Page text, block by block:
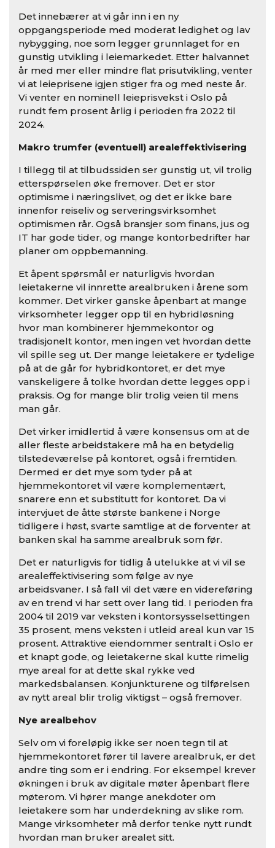
Det innebærer at vi går inn i en ny
oppgangsperiode med moderat ledighet og lav
nybygging, noe som legger grunnlaget for en
gunstig utvikling i leiemarkedet. Etter halvannet
år med mer eller mindre flat prisutvikling, venter
vi at leieprisene igjen stiger fra og med neste år.
Vi venter en nominell leieprisvekst i Oslo på
rundt fem prosent årlig i perioden fra 2022 til
2024.
Makro trumfer (eventuell) arealeffektivisering
I tillegg til at tilbudssiden ser gunstig ut, vil trolig
etterspørselen øke fremover. Det er stor
optimisme i næringslivet, og det er ikke bare
innenfor reiseliv og serveringsvirksomhet
optimismen rår. Også bransjer som finans, jus og
IT har gode tider, og mange kontorbedrifter har
planer om oppbemanning.
Et åpent spørsmål er naturligvis hvordan
leietakerne vil innrette arealbruken i årene som
kommer. Det virker ganske åpenbart at mange
virksomheter legger opp til en hybridløsning
hvor man kombinerer hjemmekontor og
tradisjonelt kontor, men ingen vet hvordan dette
vil spille seg ut. Der mange leietakere er tydelige
på at de går for hybridkontoret, er det mye
vanskeligere å tolke hvordan dette legges opp i
praksis. Og for mange blir trolig veien til mens
man går.
Det virker imidlertid å være konsensus om at de
aller fleste arbeidstakere må ha en betydelig
tilstedeværelse på kontoret, også i fremtiden.
Dermed er det mye som tyder på at
hjemmekontoret vil være komplementært,
snarere enn et substitutt for kontoret. Da vi
intervjuet de åtte største bankene i Norge
tidligere i høst, svarte samtlige at de forventer at
banken skal ha samme arealbruk som før.
Det er naturligvis for tidlig å utelukke at vi vil se
arealeffektivisering som følge av nye
arbeidsvaner. I så fall vil det være en videreføring
av en trend vi har sett over lang tid. I perioden fra
2004 til 2019 var veksten i kontorsysselsettingen
35 prosent, mens veksten i utleid areal kun var 15
prosent. Attraktive eiendommer sentralt i Oslo er
et knapt gode, og leietakerne skal kutte rimelig
mye areal for at dette skal rykke ved
markedsbalansen. Konjunkturene og tilførelsen
av nytt areal blir trolig viktigst – også fremover.
Nye arealbehov
Selv om vi foreløpig ikke ser noen tegn til at
hjemmekontoret fører til lavere arealbruk, er det
andre ting som er i endring. For eksempel krever
økningen i bruk av digitale møter åpenbart flere
møterom. Vi hører mange anekdoter om
leietakere som har underdekning av slike rom.
Mange virksomheter må derfor tenke nytt rundt
hvordan man bruker arealet sitt.